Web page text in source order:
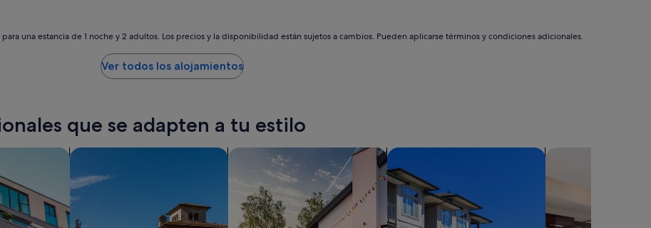
c
n
a
m
p
u
d
p
m
j
s
una estancia de 1 noche y 2 adultos. Los precios y la disponibilidad están sujetos a cambios. Pueden aplicarse términos y condiciones adicionales.
Ver todos los alojamientos
que se adapten a tu estilo
Buscar villas buscar casas de vacaciones privadasBuscar condominios buscar residencias